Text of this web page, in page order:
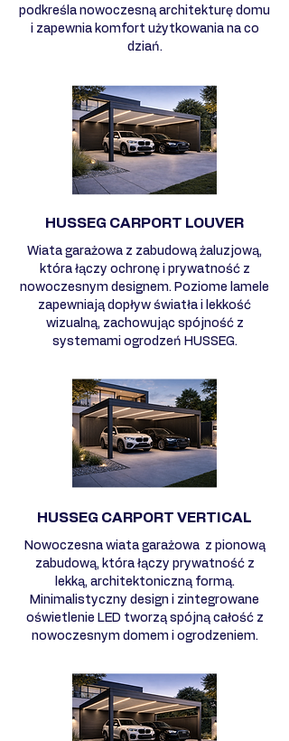
podkreśla nowoczesną architekturę domu
i zapewnia komfort użytkowania na co
dziań.
HUSSEG CARPORT LOUVER
Wiata garażowa z zabudową żaluzjową,
która łączy ochronę i prywatność z
nowoczesnym designem. Poziome lamele
zapewniają dopływ światła i lekkość
wizualną, zachowując spójność z
systemami ogrodzeń HUSSEG.
HUSSEG CARPORT VERTICAL
Nowoczesna wiata garażowa z pionową
zabudową, która łączy prywatność z
lekką, architektoniczną formą.
Minimalistyczny design i zintegrowane
oświetlenie LED tworzą spójną całość z
nowoczesnym domem i ogrodzeniem.